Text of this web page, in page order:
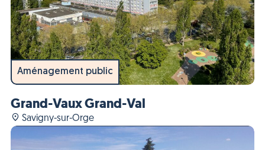
Aménagement public
Grand-Vaux Grand-Val
Savigny-sur-Orge